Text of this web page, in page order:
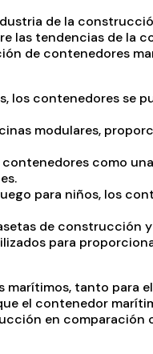
de la
las tendencias de la
de contenedores
los contenedores se
modulares,
como
para niños, los
de construcción
para
tanto para
el contenedor
en comparación